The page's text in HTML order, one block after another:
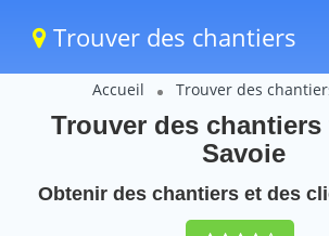
Trouver des chantiers
Accueil Trouver des
Trouver des chantiers
Savoie
Obtenir des chantiers et des